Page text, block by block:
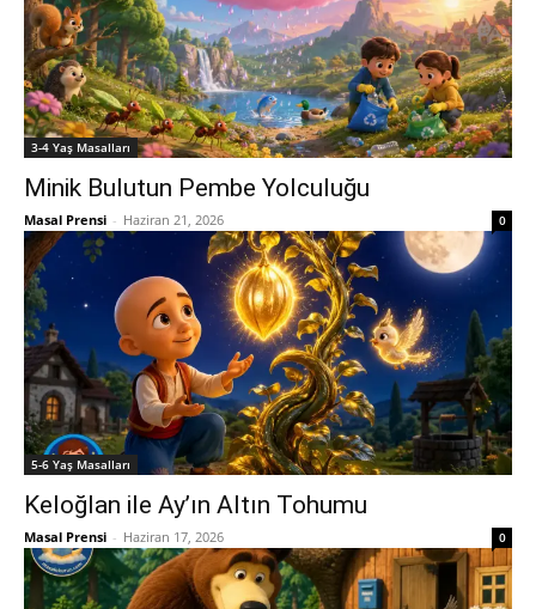
3-4 Yaş Masalları
Minik Bulutun Pembe Yolculuğu
Masal Prensi - Haziran 21, 2026 0
5-6 Yaş Masalları
Keloğlan ile Ay’ın Altın Tohumu
Masal Prensi - Haziran 17, 2026 0